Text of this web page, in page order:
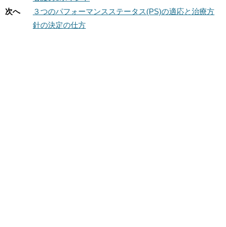
次へ
３つのパフォーマンスステータス(PS)の適応と治療方
針の決定の仕方